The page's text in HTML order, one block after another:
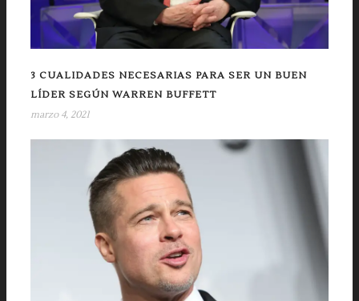
3 CUALIDADES NECESARIAS PARA SER UN BUEN
LÍDER SEGÚN WARREN BUFFETT
marzo 4, 2021